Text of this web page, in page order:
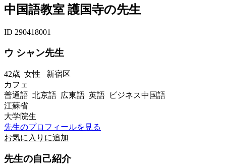
中国語教室 護国寺の先生
ID 290418001
ウ シャン先生
42歳 女性 新宿区
カフェ
普通語 北京語 広東語 英語 ビジネス中国語
江蘇省
大学院生
先生のプロフィールを見る
お気に入りに追加
先生の自己紹介